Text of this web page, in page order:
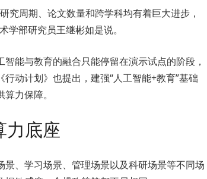
究周期、论文数量和跨学科均有着巨大进步，
学部研究员王继彬如是说。
能与教育的融合只能停留在演示试点的阶段，
动计划》也提出，建强“人工智能+教育”基础
力保障。
力底座
、学习场景、管理场景以及科研场景等不同场